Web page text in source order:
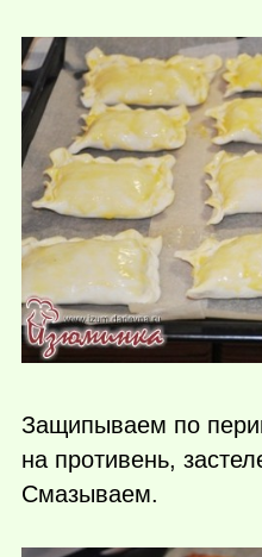
Защипываем по
на противень,
Смазываем.